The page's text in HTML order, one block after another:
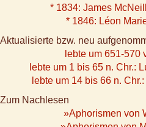
* 1834: James
* 1846: Léon
Aktualisierte bzw. neu
lebte um 651-570
lebte um 1 bis 65 n. Chr.:
lebte um 14 bis 66 n.
Zum Nachlesen
»Aphorismen von